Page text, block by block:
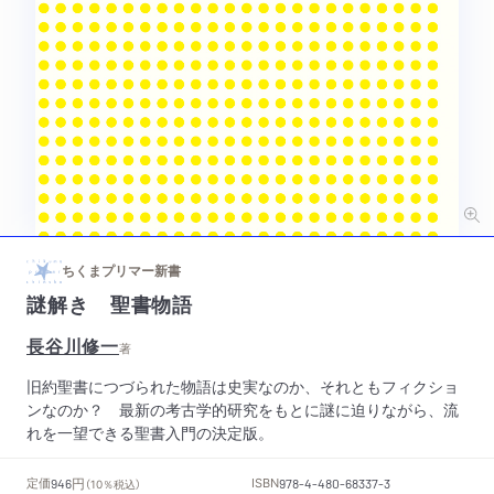
ちくまプリマー新書
謎解き 聖書物語
長谷川修一著
旧約聖書につづられた物語は史実なのか、それともフィクショ
ンなのか？ 最新の考古学的研究をもとに謎に迫りながら、流
れを一望できる聖書入門の決定版。
定価946円 （10％税込） ISBN978-4-480-68337-3